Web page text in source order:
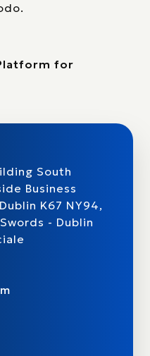
for
South
Business
K67 NY94,
- Dublin